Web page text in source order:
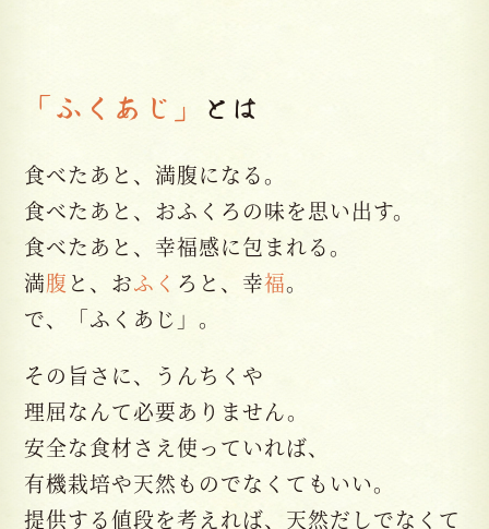
「ふくあじ」 とは
食べたあと、満腹になる。
食べたあと、おふくろの味を思い出す。
食べたあと、幸福感に包まれる。
満腹 と、おふく ろと、幸福。
で、「ふくあじ」。
その旨さに、うんちくや
理屈なんて必要ありません。
安全な食材さえ使っていれば、
有機栽培や天然ものでなくてもいい。
提供する値段を考えれば、天然だしでなくて